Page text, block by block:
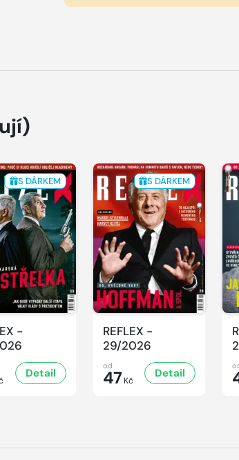
S DÁRKEM
-
Detail
S DÁRKEM
REFLEX -
29/2026
od
47 Kč
Detail